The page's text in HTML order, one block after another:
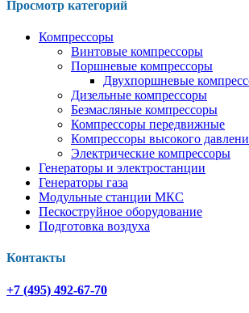
Просмотр категорий
Компрессоры
Винтовые компрессоры
Поршневые компрессоры
Двухпоршневые
Дизельные компрессоры
Безмасляные компрессоры
Компрессоры передвижные
Компрессоры высокого
Электрические компрессоры
Генераторы и электростанции
Генераторы газа
Модульные станции МКС
Пескоструйное оборудование
Подготовка воздуха
Контакты
+7 (495) 492-67-70